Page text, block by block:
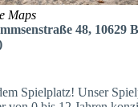
Maps
48, 10629
Spielplatz! Unser